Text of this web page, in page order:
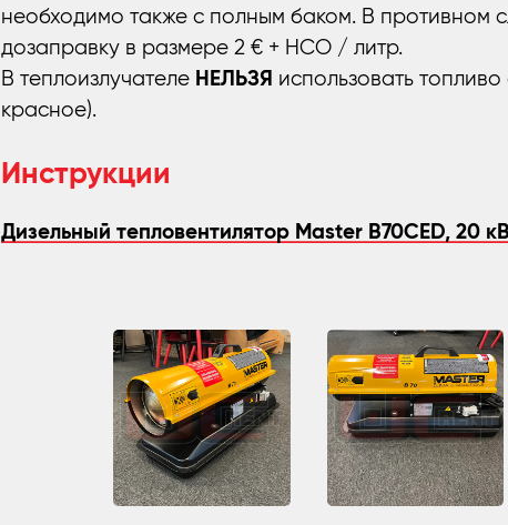
необходимо также с полным баком. В противном
дозаправку в размере 2 € + НСО / литр.
В теплоизлучателе НЕЛЬЗЯ использовать
красное).
Инструкции
Дизельный тепловентилятор Master B70CED, 20